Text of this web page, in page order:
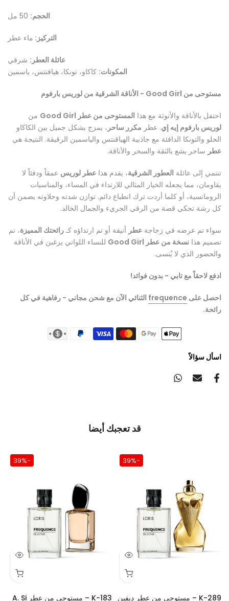
الحجم:
التركيز: ماء عطر
عائلة العطر: شرقي
المكونات: كاكاو، تونكا، هياقنتس، ياسمين
مستوحى من Good Girl - الأناقة الشرقية من لوريس بارفوم
احتفل بالأناقة والأنوثة مع هذا المستوحى من عطر Good Girl
من
لوريس بارفوم إيه إي. عطر مكرر ساحر ، يمزج بشكل جميل بين الكاكاو
الحلو والتونكا الدافئة مع جاذبية الهياقنتس والياسمين الرقيقة. النتيجة هي
عطر ساحر يشع بالثقة والسحر والأناقة.
تنتمي إلى عائلة العطور الشرقية، يقدم هذا عطر لوريس عمقاً ودفئاً لا
يقاومان، مما يجعله الخيار المثالي للارتداء في المساء، والمناسبات
الرومانسية، أو كلما أردت ترك انطباع دائم. توازن شدته وحلاوته يضمن أن
كل رشة تحكي قصة من الرقي الجريء والجمال الخالد.
سواء تم عرضه في زجاجة عطر أنيقة أو تم ارتداؤه كـ رائحتك المميزة، تم
تصميم هذا نسخة من عطر Good Girl
للنساء اللواتي يرغبن في الأناقة
والحضور الذي لا يُنسى.
ادفع لاحقاً مع تابي - بدون فوائد!
احصل على frequence الثنائي الآن مع شحن مجاني - رفاهية في كل
رائحة.
اسأل سؤالاً
قد تعجبك أيضا
-39%
K-289 – مستوحى من عطر ديفين
-39%
K-183 – مستوحى من عطر A. Si